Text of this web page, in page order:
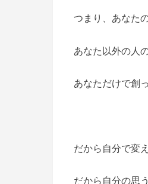
つまり、あなた
あなた以外の人
あなただけで創
だから自分で変
だから自分の思